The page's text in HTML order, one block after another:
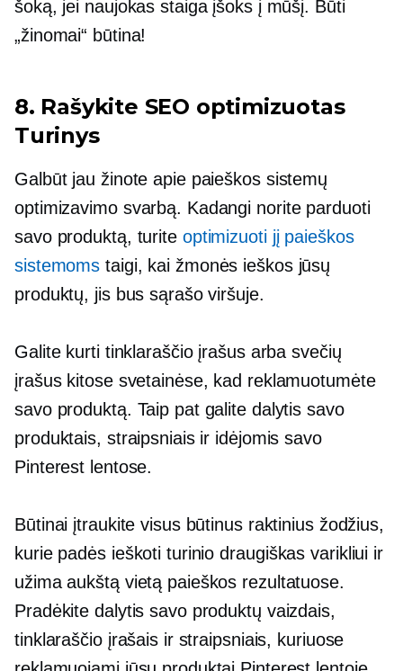
šoką, jei naujokas staiga įšoks į mūšį. Būti
„žinomai“ būtina!
8. Rašykite SEO optimizuotas
Turinys
Galbūt jau žinote apie paieškos sistemų
optimizavimo svarbą. Kadangi norite parduoti
savo produktą, turite optimizuoti jį paieškos
sistemoms taigi, kai žmonės ieškos jūsų
produktų, jis bus sąrašo viršuje.
Galite kurti tinklaraščio įrašus arba svečių
įrašus kitose svetainėse, kad reklamuotumėte
savo produktą. Taip pat galite dalytis savo
produktais, straipsniais ir idėjomis savo
Pinterest lentose.
Būtinai įtraukite visus būtinus raktinius žodžius,
kurie padės ieškoti turiniodraugiškas varikliui ir
užima aukštą vietą paieškos rezultatuose.
Pradėkite dalytis savo produktų vaizdais,
tinklaraščio įrašais ir straipsniais, kuriuose